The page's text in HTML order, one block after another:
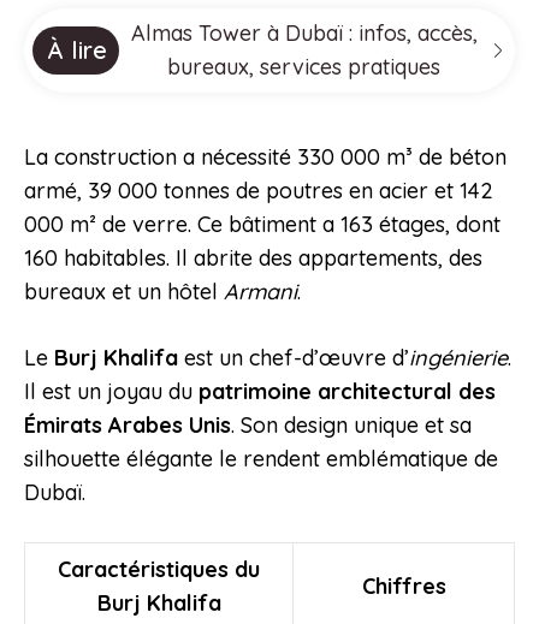
À lire
Almas Tower à Dubaï : infos, accès,
bureaux, services pratiques
La construction a nécessité 330 000 m³ de béton
armé, 39 000 tonnes de poutres en acier et 142
000 m² de verre. Ce bâtiment a 163 étages, dont
160 habitables. Il abrite des appartements, des
bureaux et un hôtel Armani.
Le Burj Khalifa est un chef-d’œuvre d’ingénierie.
Il est un joyau du patrimoine architectural des
Émirats Arabes Unis. Son design unique et sa
silhouette élégante le rendent emblématique de
Dubaï.
Caractéristiques du
Burj Khalifa
Chiffres